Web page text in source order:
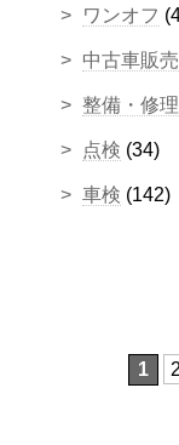
ワンオフ
中古車販売
整備・修
点検 (34)
車検 (142)
1
2